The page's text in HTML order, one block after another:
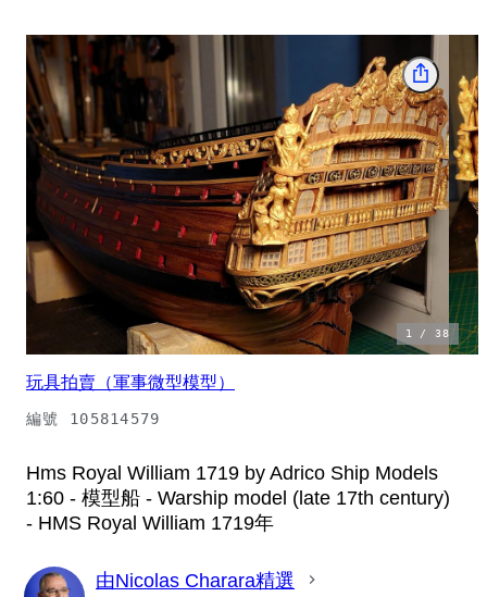
1 /38
玩具拍賣（軍事微型模型）
編號 105814579
Hms Royal William 1719 by Adrico Ship Models
1:60 - 模型船 - Warship model (late 17th century)
- HMS Royal William 1719年
由Nicolas Charara精選